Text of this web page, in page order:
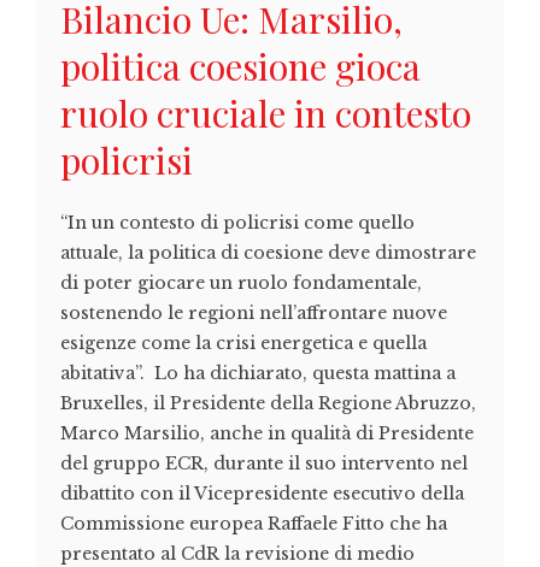
Bilancio Ue: Marsilio,
politica coesione gioca
ruolo cruciale in contesto
policrisi
“In un contesto di policrisi come quello
attuale, la politica di coesione deve dimostrare
di poter giocare un ruolo fondamentale,
sostenendo le regioni nell’affrontare nuove
esigenze come la crisi energetica e quella
abitativa”. Lo ha dichiarato, questa mattina a
Bruxelles, il Presidente della Regione Abruzzo,
Marco Marsilio, anche in qualità di Presidente
del gruppo ECR, durante il suo intervento nel
dibattito con il Vicepresidente esecutivo della
Commissione europea Raffaele Fitto che ha
presentato al CdR la revisione di medio